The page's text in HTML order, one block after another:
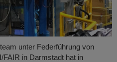
unter Federführung von
in Darmstadt hat in